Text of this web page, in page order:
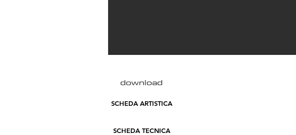
download
SCHEDA ARTISTICA
SCHEDA TECNICA